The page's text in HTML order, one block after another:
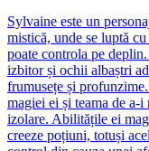
Sylvaine este un
mistică, unde se luptă
poate controla pe
izbitor și ochii albaștri
frumusețe și
magiei ei și teama de a-
izolare. Abilitățile ei
creeze poțiuni, totuși